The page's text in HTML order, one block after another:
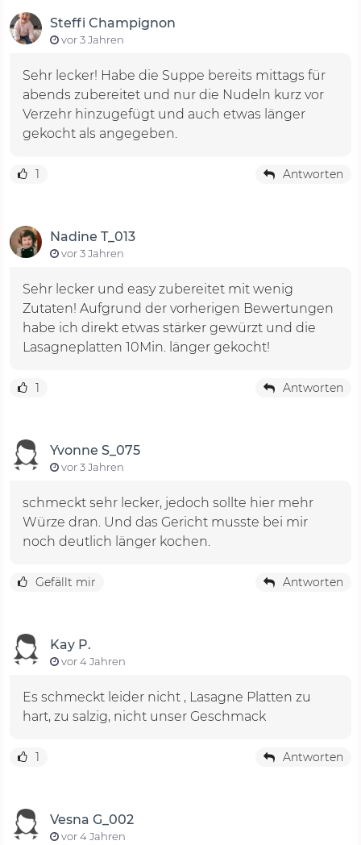
Steffi Champignon
vor 3 Jahren
Sehr lecker! Habe die Suppe bereits mittags für
abends zubereitet und nur die Nudeln kurz vor
Verzehr hinzugefügt und auch etwas länger
gekocht als angegeben.
1 Antworten
Nadine T_013
vor 3 Jahren
Sehr lecker und easy zubereitet mit wenig
Zutaten! Aufgrund der vorherigen Bewertungen
habe ich direkt etwas stärker gewürzt und die
Lasagneplatten 10Min. länger gekocht!
1 Antworten
Yvonne S_075
vor 3 Jahren
schmeckt sehr lecker, jedoch sollte hier mehr
Würze dran. Und das Gericht musste bei mir
noch deutlich länger kochen.
Gefällt mir Antworten
Kay P.
vor 4 Jahren
Es schmeckt leider nicht , Lasagne Platten zu
hart, zu salzig, nicht unser Geschmack
1 Antworten
Vesna G_002
vor 4 Jahren